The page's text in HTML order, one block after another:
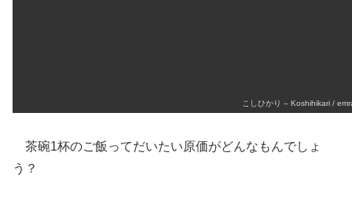
こしひかり – Koshihikari /
茶碗1杯のご飯ってだいたい原価がどんなもんでしょ
う？